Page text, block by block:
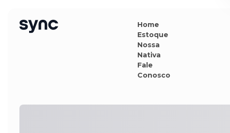
Home
Estoque
Nossa
Nativa
Fale
Conosco